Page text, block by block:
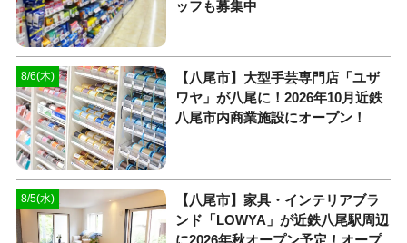
ッフも募集中
8/6(木)
【八尾市】大型手芸専門店「ユザ
ワヤ」が八尾に！2026年10月近鉄
八尾市内商業施設にオープン！
8/5(水)
【八尾市】家具・インテリアブラ
ンド「LOWYA」が近鉄八尾駅周辺
に2026年秋オープン予定！オープ